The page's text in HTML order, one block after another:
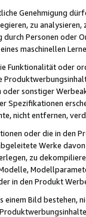
Genehmigung
zu
durch Personen
maschinellen
Funktionalität oder
sonstiger
Spezifikationen
nicht entfernen,
oder die in
Werke
zu
in den Produkt
Bild bestehen,